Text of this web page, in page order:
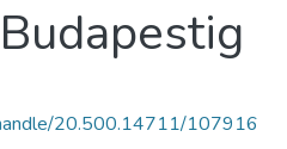
20.500.14711/107916